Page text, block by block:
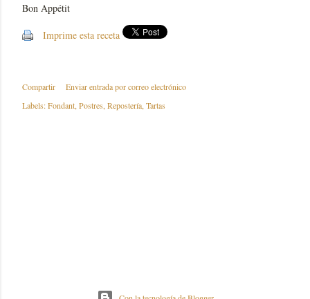
Bon Appétit
Imprime esta receta
Compartir
Enviar entrada por correo electrónico
Labels:Fondant Postres Repostería Tartas